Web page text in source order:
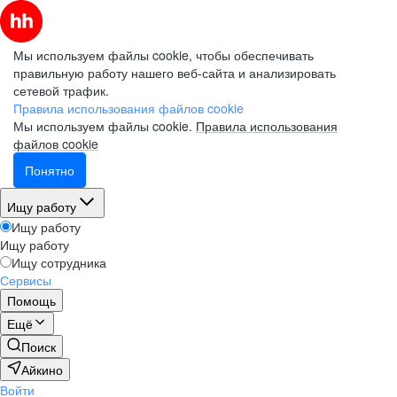
Мы используем файлы cookie, чтобы обеспечивать
правильную работу нашего веб-сайта и анализировать
сетевой трафик.
Правила использования файлов cookie
Мы используем файлы cookie. Правила использования
файлов cookie
Понятно
Ищу работу
Ищу работу
Ищу работу
Ищу сотрудника
Сервисы
Помощь
Ещё
Поиск
Айкино
Войти